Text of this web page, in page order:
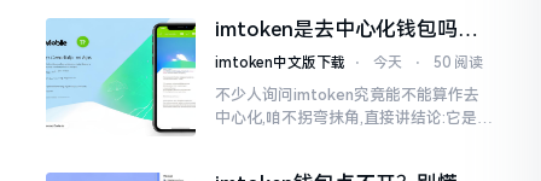
呢拼写方面却少了一个字母
imtoken是去中心化钱包吗？
看完这篇不踩坑
imtoken中文版下载 ⋅ 今天 ⋅ 50 阅读
不少人询问imtoken究竟能不能算作去
中心化,咱不拐弯抹角,直接讲结论:它是一